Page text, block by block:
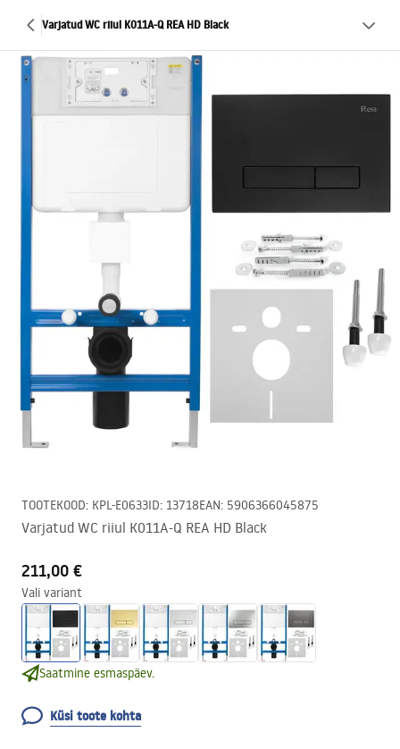
Varjatud WC riiul K011A-Q REA HD Black
TOOTEKOOD: KPL-E0633ID: 13718EAN: 5906366045875
Varjatud WC riiul K011A-Q REA HD Black
211,00 €
Vali variant
Saatmine esmaspäev.
Küsi toote kohta